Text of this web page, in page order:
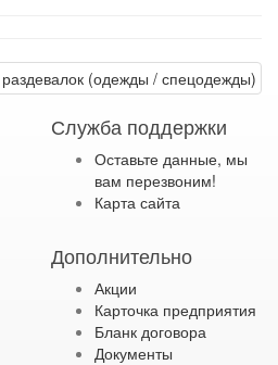
Служба поддержки
Оставьте данные, мы
вам перезвоним!
Карта сайта
Дополнительно
Акции
Карточка предприятия
Бланк договора
Документы